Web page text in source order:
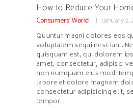
How to Reduce Your
Consumers' World January 2,
Quuntur magni dolores eos
voluptatem sequi nesciunt.
quisquam est, qui dolorem
amet, consectetur, adipisci
non numquam eius modi
labore et dolore magnam
consectetur adipisicing elit,
tempor…